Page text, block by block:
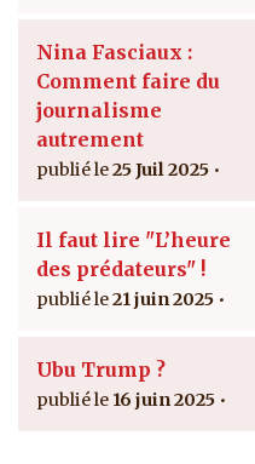
Nina Fasciaux :
Comment faire du
journalisme
autrement
25 Juil 2025
Il faut lire "L’heure
des prédateurs" !
21 juin 2025
Ubu Trump ?
16 juin 2025